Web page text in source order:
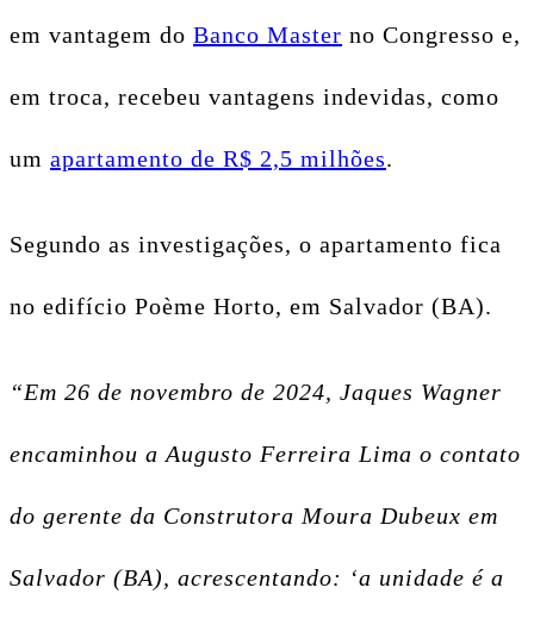
em vantagem do Banco Master no Congresso e,
em troca, recebeu vantagens indevidas, como
um apartamento de R$ 2,5 milhões.
Segundo as investigações, o apartamento fica
no edifício Poème Horto, em Salvador (BA).
“Em 26 de novembro de 2024, Jaques Wagner
encaminhou a Augusto Ferreira Lima o contato
do gerente da Construtora Moura Dubeux em
Salvador (BA), acrescentando: ‘a unidade é a